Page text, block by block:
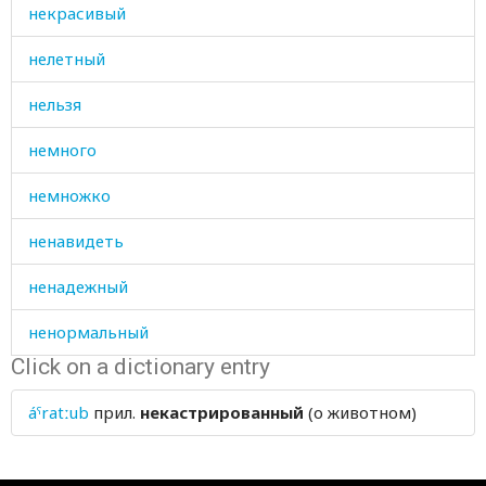
некрасивый
нелетный
нельзя
немного
немножко
ненавидеть
ненадежный
ненормальный
ненужный
необидный
Click on a dictionary entry
áˤratːub прил. некастрированный (о животном)